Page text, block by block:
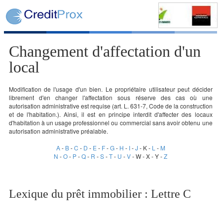
Changement d'affectation d'un
local
Modification de l'usage d'un bien. Le propriétaire utilisateur peut décider
librement d'en changer l'affectation sous réserve des cas où une
autorisation administrative est requise (art. L. 631-7, Code de la construction
et de l'habitation.). Ainsi, il est en principe interdit d'affecter des locaux
d'habitation à un usage professionnel ou commercial sans avoir obtenu une
autorisation administrative préalable.
A- B-C - D - E - F-G- H - I-J - K - L - M
N -O- P-Q- R -S-T- U -V- W - X - Y -Z
Lexique du prêt immobilier : Lettre C